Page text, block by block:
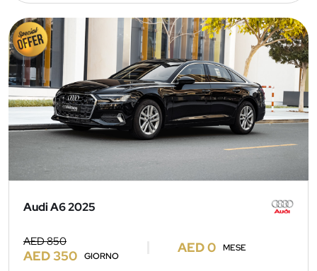
Audi A6 2025
AED 850
AED 350 GIORNO
AED 0 MESE